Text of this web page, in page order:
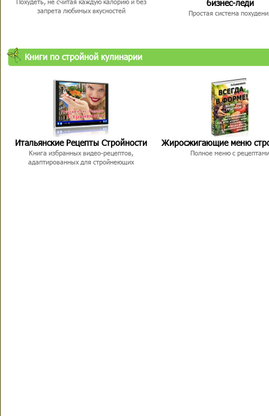
запрета любимых вкусностей
бизнес-леди
Простая система
Книги по стройной кулинарии
Итальянские Рецепты Стройности
Книга избранных видео-рецептов,
адаптированных для стройнеющих
Жиросжигающие меню
Полное меню с рецептами